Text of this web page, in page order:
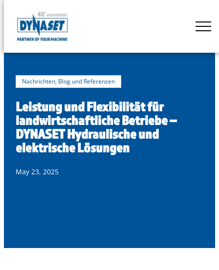
content
DYNASET
Nachrichten, Blog und Referenzen
Leistung und Flexibilität für
landwirtschaftliche Betriebe –
DYNASET Hydraulische und
elektrische Lösungen
May 23, 2025